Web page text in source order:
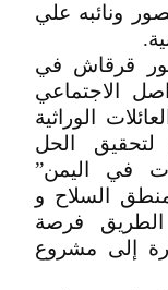
ونائبه علي
أنور قرقاش في
الاجتماعي
الوراثية
الحل
في اليمن”
السلاح و
الطريق فرصة
إلى مشروع